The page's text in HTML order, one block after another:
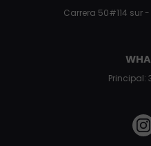
Carrera 50#114 sur
Principal: